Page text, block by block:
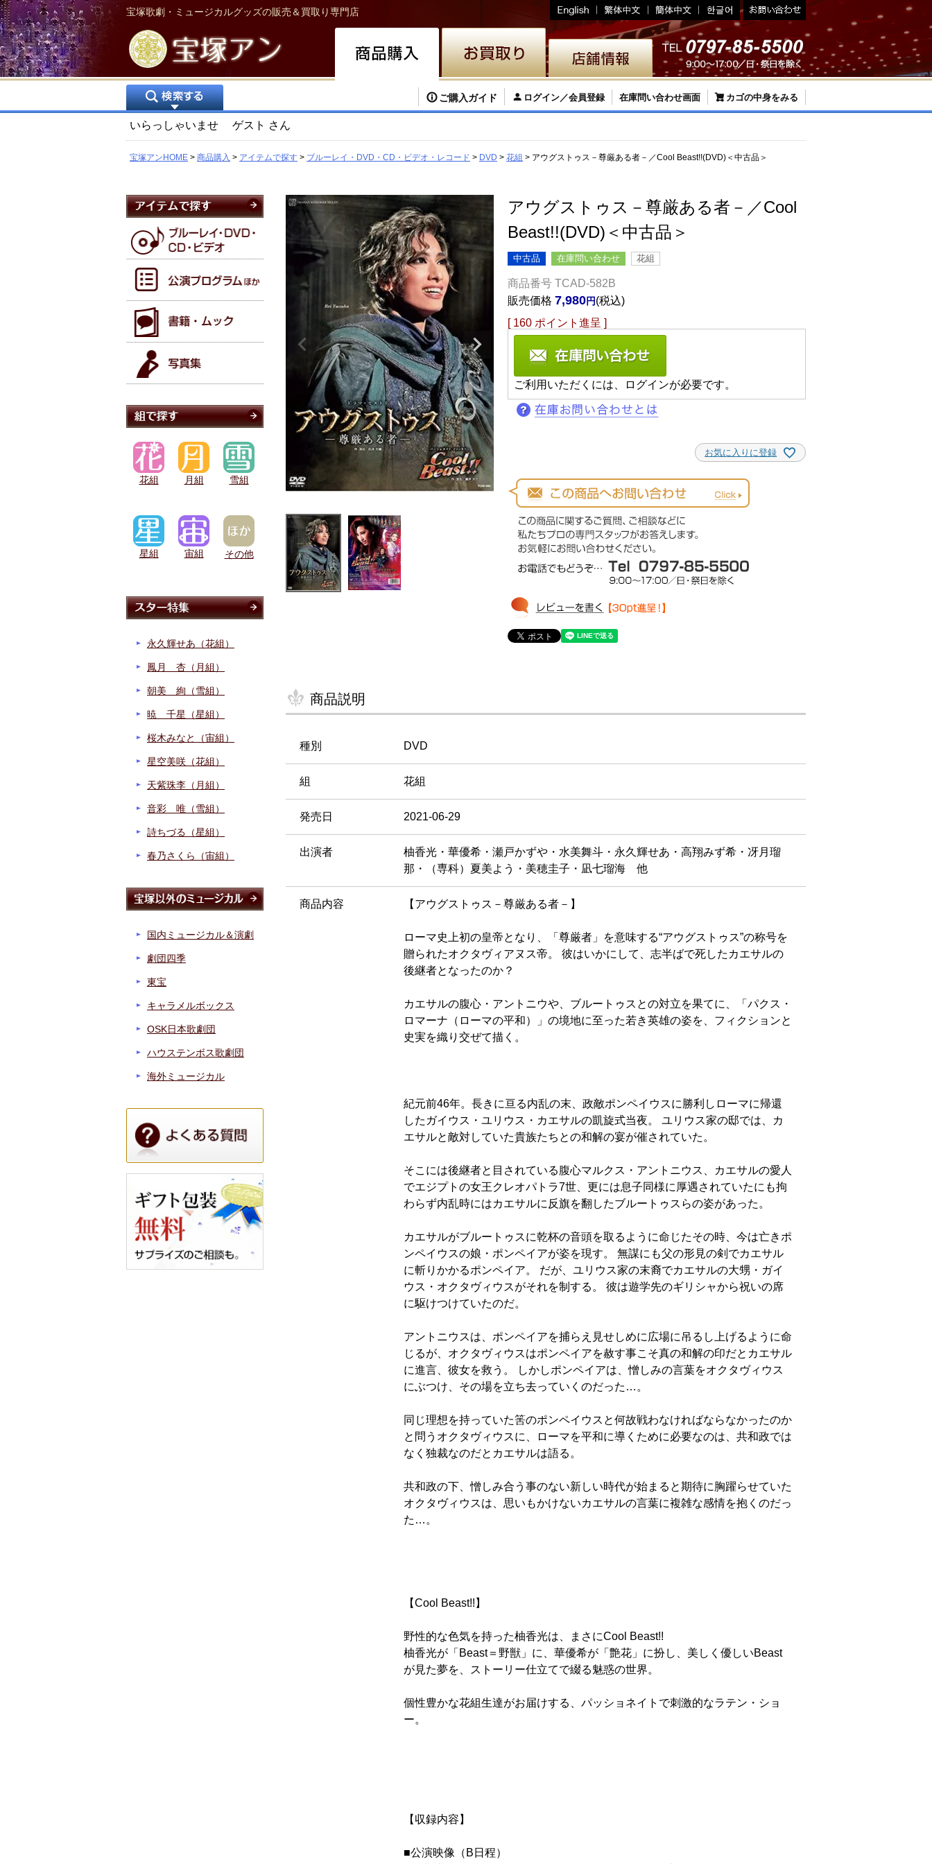
宝塚歌劇・ミュージカルグッズの販売＆買取り専門店
ご購入ガイド ログイン／会員登録 在庫問い合わせ画面 カゴの中身をみる
いらっしゃいませ ゲスト さん
宝塚アンHOME 商品購入 アイテムで探す ブルーレイ・DVD・CD・ビデオ・レコード DVD 花組 アウグストゥス－尊厳ある者－／Cool Beast!!(DVD)＜中古品＞
アウグストゥス－尊厳ある者－／Cool
Beast!!(DVD)＜中古品＞
中古品 在庫問い合わせ 花組
商品番号 TCAD-582B
販売価格 7,980
税込
[ 160 ポイント進呈 ]
ご利用いただくには、ログインが必要です。
お気に入りに登録
商品説明
種別 DVD
組 花組
発売日 2021-06-29
出演者
柚香光・華優希・瀬戸かずや・水美舞斗・永久輝せあ・高翔みず希・冴月瑠
那・（専科）夏美よう・美穂圭子・凪七瑠海 他
商品内容 【アウグストゥス－尊厳ある者－】
ローマ史上初の皇帝となり、「尊厳者」を意味する“アウグストゥス”の称号を
贈られたオクタヴィアヌス帝。 彼はいかにして、志半ばで死したカエサルの
後継者となったのか？
カエサルの腹心・アントニウや、ブルートゥスとの対立を果てに、「パクス・
ロマーナ（ローマの平和）」の境地に至った若き英雄の姿を、フィクションと
史実を織り交ぜて描く。
紀元前46年。長きに亘る内乱の末、政敵ポンペイウスに勝利しローマに帰還
したガイウス・ユリウス・カエサルの凱旋式当夜。 ユリウス家の邸では、カ
エサルと敵対していた貴族たちとの和解の宴が催されていた。
そこには後継者と目されている腹心マルクス・アントニウス、カエサルの愛人
でエジプトの女王クレオパトラ7世、更には息子同様に厚遇されていたにも拘
わらず内乱時にはカエサルに反旗を翻したブルートゥスらの姿があった。
カエサルがブルートゥスに乾杯の音頭を取るように命じたその時、今は亡きポ
ンペイウスの娘・ポンペイアが姿を現す。 無謀にも父の形見の剣でカエサル
に斬りかかるポンペイア。 だが、ユリウス家の末裔でカエサルの大甥・ガイ
ウス・オクタヴィウスがそれを制する。 彼は遊学先のギリシャから祝いの席
に駆けつけていたのだ。
アントニウスは、ポンペイアを捕らえ見せしめに広場に吊るし上げるように命
じるが、オクタヴィウスはポンペイアを赦す事こそ真の和解の印だとカエサル
に進言、彼女を救う。 しかしポンペイアは、憎しみの言葉をオクタヴィウス
にぶつけ、その場を立ち去っていくのだった…。
同じ理想を持っていた筈のポンペイウスと何故戦わなければならなかったのか
と問うオクタヴィウスに、ローマを平和に導くために必要なのは、共和政では
なく独裁なのだとカエサルは語る。
共和政の下、憎しみ合う事のない新しい時代が始まると期待に胸躍らせていた
オクタヴィウスは、思いもかけないカエサルの言葉に複雑な感情を抱くのだっ
た…。
【Cool Beast!!】
野性的な色気を持った柚香光は、まさにCool Beast!!
柚香光が「Beast＝野獣」に、華優希が「艶花」に扮し、美しく優しいBeast
が見た夢を、ストーリー仕立てで綴る魅惑の世界。
個性豊かな花組生達がお届けする、パッショネイトで刺激的なラテン・ショ
ー。
【収録内容】
■公演映像（B日程）
花組 月組 雪組
星組 宙組 その他
永久輝せあ（花組）
鳳月 杏（月組）
朝美 絢（雪組）
暁 千星（星組）
桜木みなと（宙組）
星空美咲（花組）
天紫珠李（月組）
音彩 唯（雪組）
詩ちづる（星組）
春乃さくら（宙組）
国内ミュージカル＆演劇
劇団四季
東宝
キャラメルボックス
OSK日本歌劇団
ハウステンボス歌劇団
海外ミュージカル